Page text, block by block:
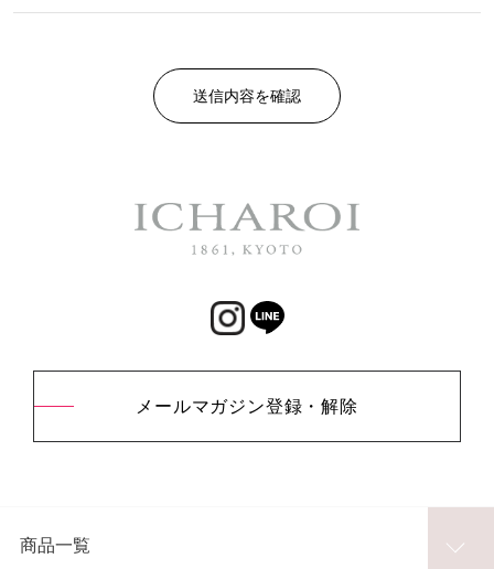
メールマガジン登録・解除
商品一覧